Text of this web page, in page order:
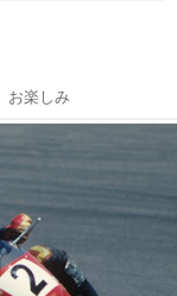
お楽しみ